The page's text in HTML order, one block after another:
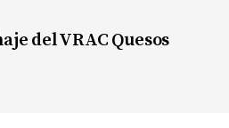
del VRAC Quesos